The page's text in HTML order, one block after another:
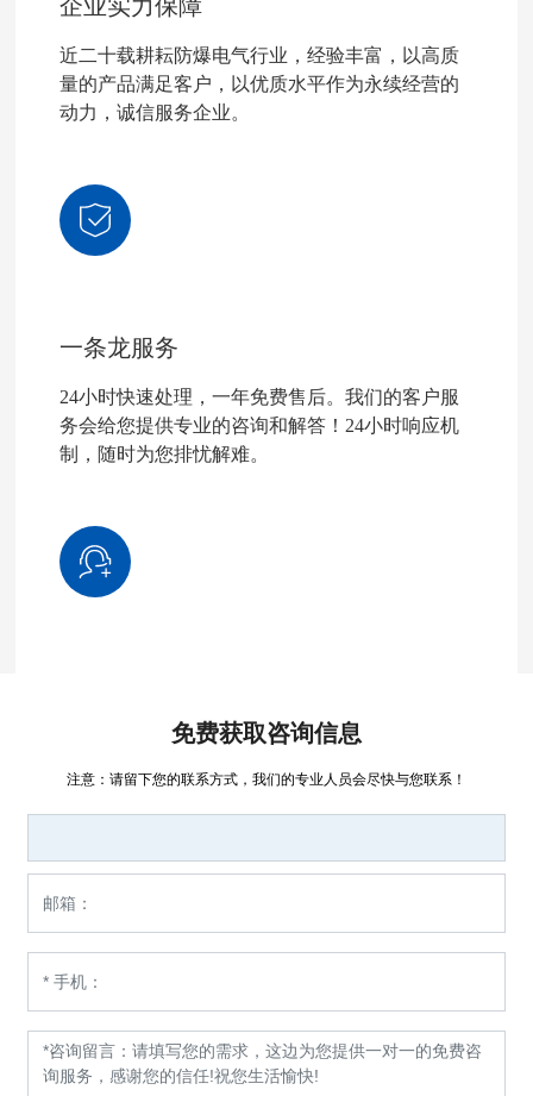
近二十载耕耘防爆电气行业，经验丰富，以高质
量的产品满足客户，以优质水平作为永续经营的
动力，诚信服务企业。
一条龙服务
24小时快速处理，一年免费售后。我们的客户服
务会给您提供专业的咨询和解答！24小时响应机
制，随时为您排忧解难。
免费获取咨询信息
注意：请留下您的联系方式，我们的专业人员会尽快与您联系！